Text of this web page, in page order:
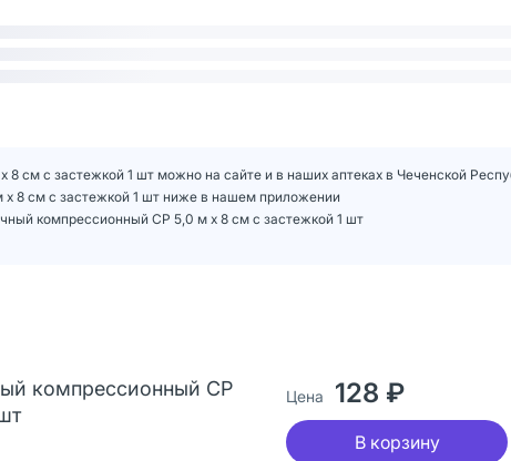
см с застежкой 1 шт можно на сайте и в наших аптеках в Чеченской
8 см с застежкой 1 шт ниже в нашем приложении
компрессионный СР 5,0 м х 8 см с застежкой 1 шт
компрессионный СР
Цена 128 ₽
В корзину